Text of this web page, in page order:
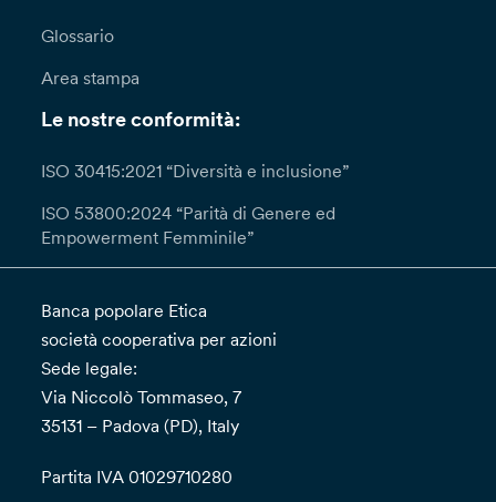
Glossario
Area stampa
Le nostre conformità:
ISO 30415:2021 “Diversità e inclusione”
ISO 53800:2024 “Parità di Genere ed
Empowerment Femminile”
Banca popolare Etica
società cooperativa per azioni
Sede legale:
Via Niccolò Tommaseo, 7
35131 – Padova (PD), Italy
Partita IVA 01029710280